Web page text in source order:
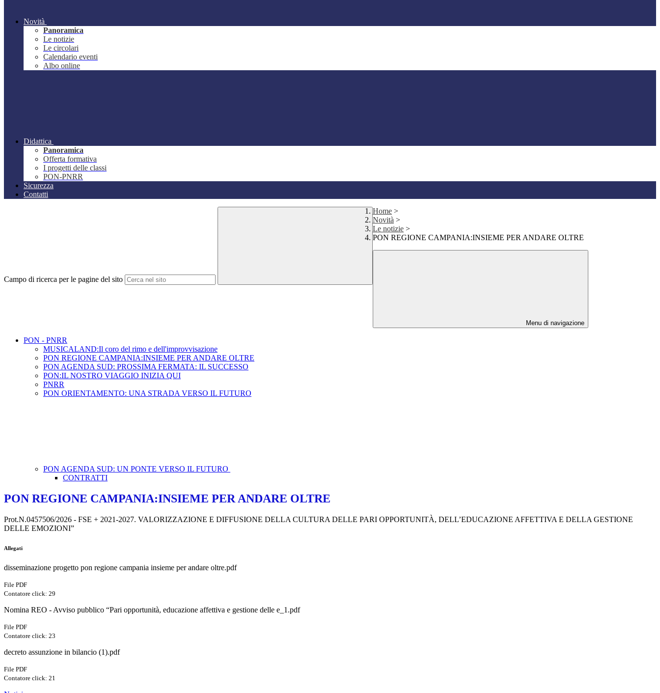
Novità
Panoramica
Le notizie
Le circolari
Calendario eventi
Albo online
Didattica
Panoramica
Offerta formativa
I progetti delle classi
PON-PNRR
Sicurezza
Contatti
Campo di ricerca per le pagine del sito
Home >
Novità >
Le notizie >
PON REGIONE CAMPANIA:INSIEME PER ANDARE OLTRE
Menu di navigazione
PON - PNRR
MUSICALAND:Il coro del rimo e dell'improvvisazione
PON REGIONE CAMPANIA:INSIEME PER ANDARE OLTRE
PON AGENDA SUD: PROSSIMA FERMATA: IL SUCCESSO
PON:IL NOSTRO VIAGGIO INIZIA QUI
PNRR
PON ORIENTAMENTO: UNA STRADA VERSO IL FUTURO
PON AGENDA SUD: UN PONTE VERSO IL FUTURO
CONTRATTI
PON REGIONE CAMPANIA:INSIEME PER ANDARE OLTRE
Prot.N.0457506/2026 - FSE + 2021-2027. VALORIZZAZIONE E DIFFUSIONE DELLA CULTURA DELLE PARI OPPORTUNITÀ, DELL’EDUCAZIONE AFFETTIVA E DELLA GESTIONE
DELLE EMOZIONI”
Allegati
disseminazione progetto pon regione campania insieme per andare oltre.pdf
File PDF
Contatore click: 29
Nomina REO - Avviso pubblico “Pari opportunità, educazione affettiva e gestione delle e_1.pdf
File PDF
Contatore click: 23
decreto assunzione in bilancio (1).pdf
File PDF
Contatore click: 21